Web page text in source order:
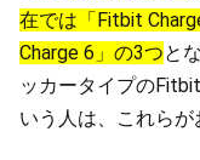
在では「Fitbit
Charge 6」の3つと
ッカータイプの
いう人は、これらが